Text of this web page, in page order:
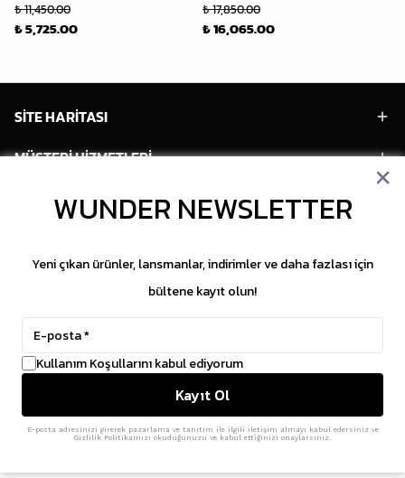
₺ 11,450.00
₺ 5,725.00
₺ 17,850.00
₺ 16,065.00
SİTE HARİTASI
MÜŞTERİ HİZMETLERİ
HESABIM
SOSYAL MEDYA
Copyright © 2026 WUNDER. İçeriklerin izinsiz
ikasE-Ticaret Altyapısıile Hazırlanmıştır.
WUNDER NEWSLETTER
Yeni çıkan ürünler, lansmanlar, indirimler ve daha fazlası için
bültene kayıt olun!
Kullanım Koşullarını kabul ediyorum
Kayıt Ol
E-posta adresinizi girerek pazarlama ve tanıtım ile ilgili iletişim almayı kabul edersiniz ve
Gizlilik Politikamızı okuduğunuzu ve kabul ettiğinizi onaylarsınız.